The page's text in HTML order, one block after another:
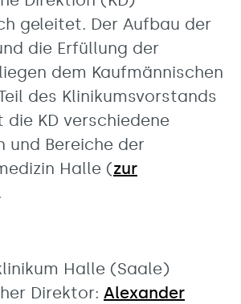
geleitet. Der Aufbau der
die Erfüllung der
dem Kaufmännischen
des Klinikumsvorstands
KD verschiedene
und Bereiche der
Halle (zur
Halle (Saale)
Direktor: Alexander